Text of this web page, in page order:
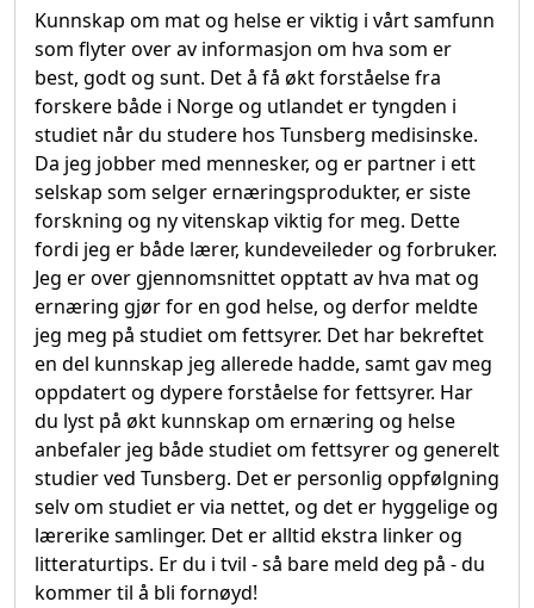
Kunnskap om mat og helse er viktig i vårt samfunn
som flyter over av informasjon om hva som er
best, godt og sunt. Det å få økt forståelse fra
forskere både i Norge og utlandet er tyngden i
studiet når du studere hos Tunsberg medisinske.
Da jeg jobber med mennesker, og er partner i ett
selskap som selger ernæringsprodukter, er siste
forskning og ny vitenskap viktig for meg. Dette
fordi jeg er både lærer, kundeveileder og forbruker.
Jeg er over gjennomsnittet opptatt av hva mat og
ernæring gjør for en god helse, og derfor meldte
jeg meg på studiet om fettsyrer. Det har bekreftet
en del kunnskap jeg allerede hadde, samt gav meg
oppdatert og dypere forståelse for fettsyrer. Har
du lyst på økt kunnskap om ernæring og helse
anbefaler jeg både studiet om fettsyrer og generelt
studier ved Tunsberg. Det er personlig oppfølgning
selv om studiet er via nettet, og det er hyggelige og
lærerike samlinger. Det er alltid ekstra linker og
litteraturtips. Er du i tvil - så bare meld deg på - du
kommer til å bli fornøyd!